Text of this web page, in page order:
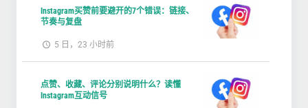
Instagram买赞前要避开的7个错误：链接、
节奏与复盘
5 日，23 小时前
点赞、收藏、评论分别说明什么？读懂
Instagram互动信号